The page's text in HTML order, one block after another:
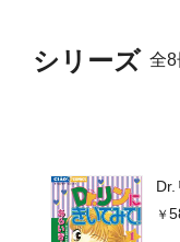
シリーズ 全8
Dr.